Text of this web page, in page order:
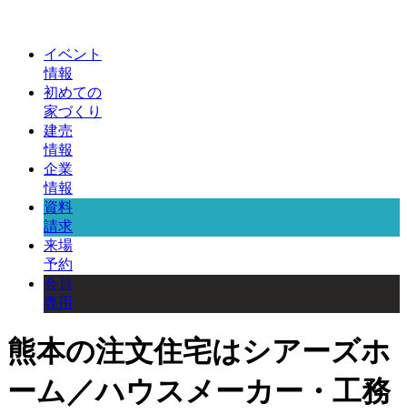
イベント
情報
初めての
家づくり
建売
情報
企業
情報
資料
請求
来場
予約
会員
専用
熊本の注文住宅はシアーズホ
ーム／ハウスメーカー・工務